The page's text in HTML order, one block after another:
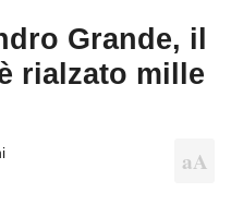
Grande, il
rialzato mille